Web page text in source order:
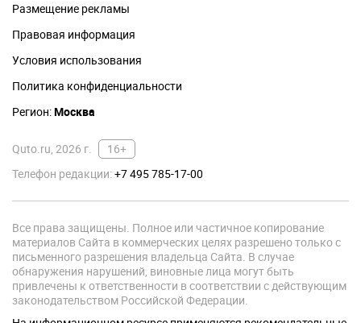
Размещение рекламы
Правовая информация
Условия использования
Политика конфиденциальности
Регион:Москва
Quto.ru, 2026 г.
16+
Телефон редакции:+7 495 785-17-00
Все права защищены. Полное или частичное копирование
материалов Сайта в коммерческих целях разрешено только с
письменного разрешения владельца Сайта. В случае
обнаружения нарушений, виновные лица могут быть
привлечены к ответственности в соответствии с действующим
законодательством Российской Федерации.